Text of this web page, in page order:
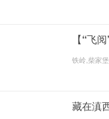
【“飞
铁岭,柴家
藏在滇